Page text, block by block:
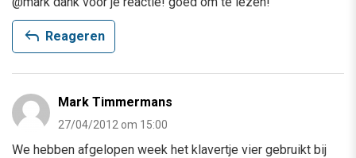
reply Reageren
Mark Timmermans
27/04/2012 om 15:00
We hebben afgelopen week het klavertje vier gebruikt bij